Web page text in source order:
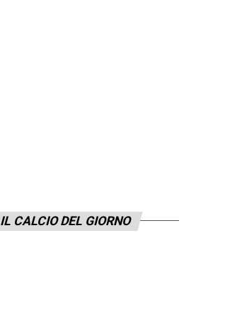
IL CALCIO DEL GIORNO